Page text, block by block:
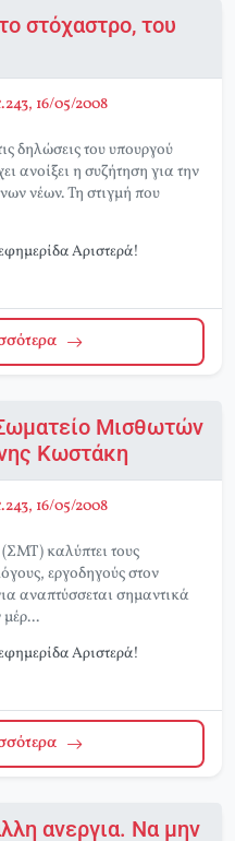
στόχαστρο, του
16/05/2008
δηλώσεις του υπουργού
ανοίξει η συζήτηση για την
νέων. Τη στιγμή που
Αριστερά!
Μισθωτών
Κωστάκη
16/05/2008
καλύπτει τους
εργοδηγούς στον
αναπτύσσεται σημαντικά
μέρ...
Αριστερά!
ανεργια. Να μην